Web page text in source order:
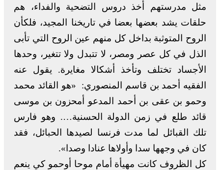
مثل مدرستهم أخذ دروس التضحية والفداء، هم
حلقات يشد بعضها بعضا في تاريخنا المجيد، فلكأن
الروح المتوثبة بداخل كل منهم عين الروح التي تأبى
الذل في كل عصر ومصر، لا تتبدل ولا تتغير، وحدها
الأجساد تختلف وتأخذ أشكالا مغايرة. يقول عنه
الفقيه أحمد بن قاسم المنصوري: «هو القائد محمد
وحمو بن عقى بن أحمد المدعو أمحزون بن موسى
قائد طلع في زمن الدولة الحسنية…. وهو فارس
تلك القبائل لما مدت فرنسا لصيدها الحبائل، فقد
كان في وجهها سدا وأولاها عنادا وصدا».
كل الظروف كانت مهيأة أمام موحا أوحمو كي ينعم